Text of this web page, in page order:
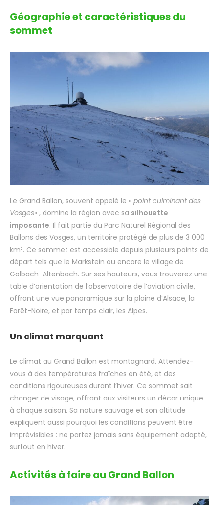
Géographie et caractéristiques du
sommet
Le Grand Ballon, souvent appelé le « point culminant des
Vosges« , domine la région avec sa silhouette
imposante. Il fait partie du Parc Naturel Régional des
Ballons des Vosges, un territoire protégé de plus de 3 000
km². Ce sommet est accessible depuis plusieurs points de
départ tels que le Markstein ou encore le village de
Golbach-Altenbach. Sur ses hauteurs, vous trouverez une
table d’orientation de l’observatoire de l’aviation civile,
offrant une vue panoramique sur la plaine d’Alsace, la
Forêt-Noire, et par temps clair, les Alpes.
Un climat marquant
Le climat au Grand Ballon est montagnard. Attendez-
vous à des températures fraîches en été, et des
conditions rigoureuses durant l’hiver. Ce sommet sait
changer de visage, offrant aux visiteurs un décor unique
à chaque saison. Sa nature sauvage et son altitude
expliquent aussi pourquoi les conditions peuvent être
imprévisibles : ne partez jamais sans équipement adapté,
surtout en hiver.
Activités à faire au Grand Ballon